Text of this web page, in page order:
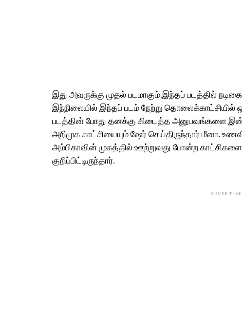
இது அவருக்கு முதல் படமாகும்.இந்தப் படத்தில்
இந்நிலையில் இந்தப் படம் நேற்று தொலைக்காட்சியில்
படத்தின் போது தனக்கு கிடைத்த அனுபவங்களை
அறிமுக காட்சியையும் ஷேர் செய்திருந்தார் மீனா.
அம்பிகாவின் முகத்தில் ஊற்றுவது போன்ற
குறிப்பிட்டிருந்தார்.